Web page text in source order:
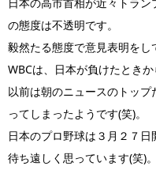
の態度は不透明です。
毅然たる態度で意見表明をし
WBCは、日本が負けたとき
以前は朝のニュースのトッ
ってしまったようです(笑)。
日本のプロ野球は３月２７日
待ち遠しく思っています(笑)。